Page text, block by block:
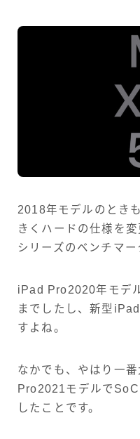
2018年モデルのとき
きくハードの仕様を
シリーズのベンチマー
iPad Pro2020年モデ
までしたし、新型
すよね。
なかでも、やはり一
Pro2021モデルで
したことです。